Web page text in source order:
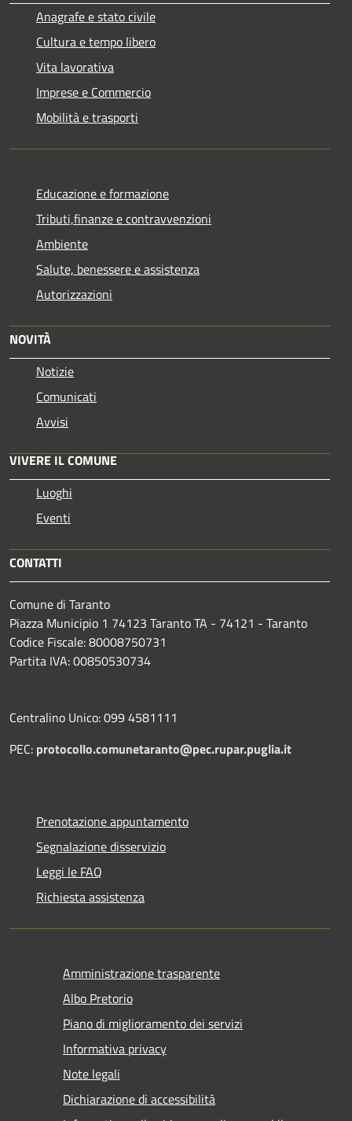
Anagrafe e stato civile
Cultura e tempo libero
Vita lavorativa
Imprese e Commercio
Mobilità e trasporti
Educazione e formazione
Tributi,finanze e contravvenzioni
Ambiente
Salute, benessere e assistenza
Autorizzazioni
NOVITÀ
Notizie
Comunicati
Avvisi
VIVERE IL COMUNE
Luoghi
Eventi
CONTATTI
Comune di Taranto
Piazza Municipio 1 74123 Taranto TA - 74121 - Taranto
Codice Fiscale: 80008750731
Partita IVA: 00850530734
Centralino Unico: 099 4581111
PEC: protocollo.comunetaranto@pec.rupar.puglia.it
Prenotazione appuntamento
Segnalazione disservizio
Leggi le FAQ
Richiesta assistenza
Amministrazione trasparente
Albo Pretorio
Piano di miglioramento dei servizi
Informativa privacy
Note legali
Dichiarazione di accessibilità